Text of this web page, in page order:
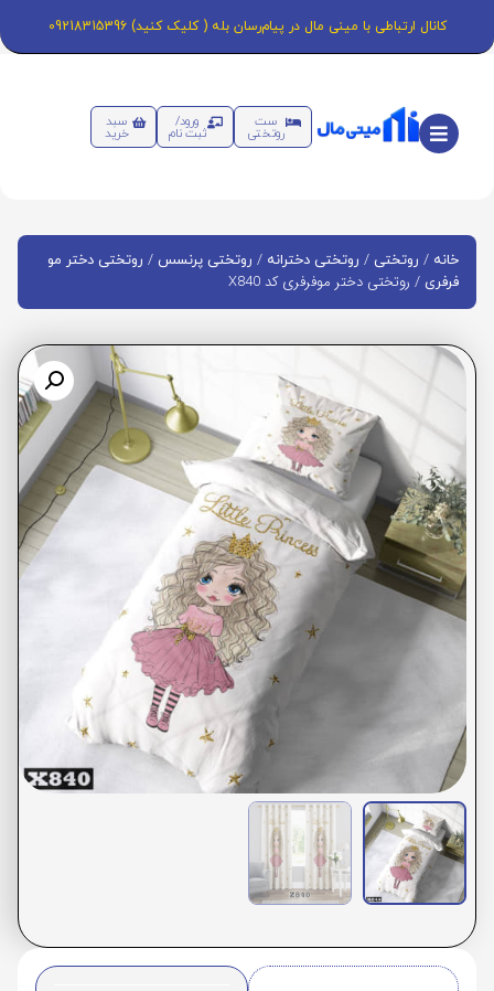
کانال ارتباطی با مینی مال در پیام‌رسان بله ( کلیک کنید) 09218315396
ست
روتختی
ورود/
ثبت نام
سبد
خرید
خانه / روتختی / روتختی دخترانه / روتختی پرنسس / روتختی دختر مو
فرفری / روتختی دختر موفرفری کد X840